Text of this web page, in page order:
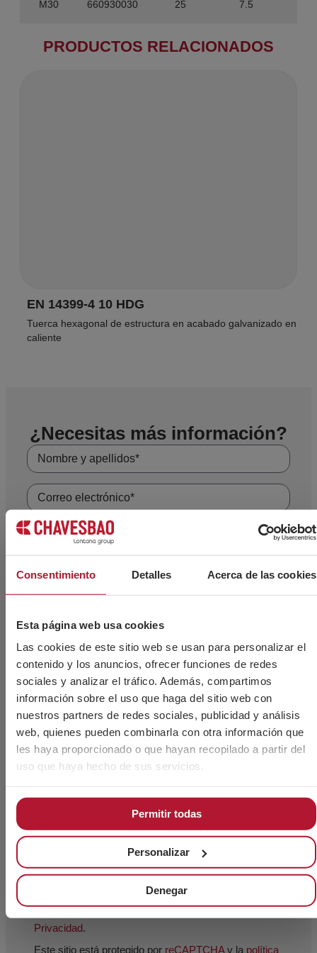
Consentimiento Detalles Acerca de las cookies
Esta página web usa cookies
Las cookies de este sitio web se usan para personalizar el
contenido y los anuncios, ofrecer funciones de redes
sociales y analizar el tráfico. Además, compartimos
información sobre el uso que haga del sitio web con
nuestros partners de redes sociales, publicidad y análisis
web, quienes pueden combinarla con otra información que
les haya proporcionado o que hayan recopilado a partir del
uso que haya hecho de sus servicios.
Permitir todas
Personalizar
Denegar
M30 660930030 25 7.5
PRODUCTOS RELACIONADOS
EN 14399-4 10 HDG
Tuerca hexagonal de estructura en acabado galvanizado en
caliente
¿Necesitas más información?
Acepto el uso de mis datos personales por el
personal técnico de CHAVES BILBAO, S.L. (CIF B-
48044473) para que me contacte exclusivamente para
He leído y acepto elAviso Legaly laPolítica de
Privacidad.
Este sitio está protegido por reCAPTCHAy la política